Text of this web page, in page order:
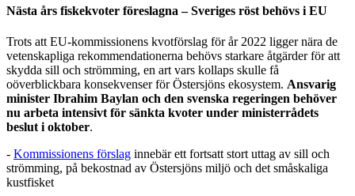
Nästa års fiskekvoter föreslagna – Sveriges röst behövs i EU
Trots att EU-kommissionens kvotförslag för år 2022 ligger nära de
vetenskapliga rekommendationerna behövs starkare åtgärder för att
skydda sill och strömming, en art vars kollaps skulle få
oöverblickbara konsekvenser för Östersjöns ekosystem. Ansvarig
minister Ibrahim Baylan och den svenska regeringen behöver
nu arbeta intensivt för sänkta kvoter under ministerrådets
beslut i oktober.
- Kommissionens förslag innebär ett fortsatt stort uttag av sill och
strömming, på bekostnad av Östersjöns miljö och det småskaliga
kustfisket